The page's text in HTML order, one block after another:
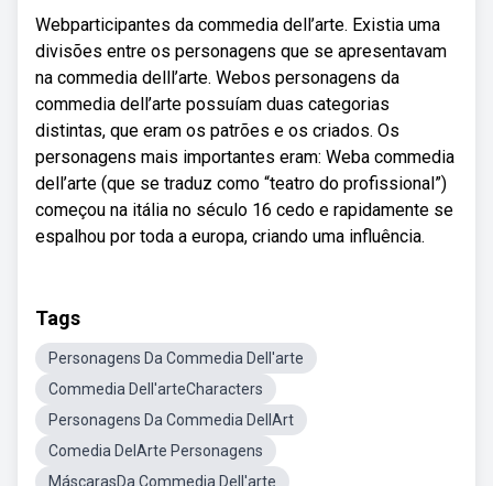
Webparticipantes da commedia dell’arte. Existia uma
divisões entre os personagens que se apresentavam
na commedia delll’arte. Webos personagens da
commedia dell’arte possuíam duas categorias
distintas, que eram os patrões e os criados. Os
personagens mais importantes eram: Weba commedia
dell’arte (que se traduz como “teatro do profissional”)
começou na itália no século 16 cedo e rapidamente se
espalhou por toda a europa, criando uma influência.
Tags
Personagens Da Commedia Dell'arte
Commedia Dell'arteCharacters
Personagens Da Commedia DellArt
Comedia DelArte Personagens
MáscarasDa Commedia Dell'arte